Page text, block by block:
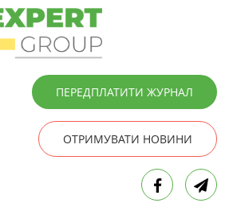
ПЕРЕДПЛАТИТИ ЖУРНАЛ
ОТРИМУВАТИ НОВИНИ